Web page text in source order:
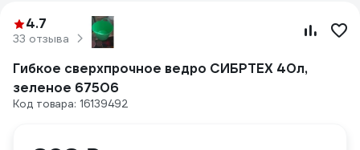
4.7
33 отзыва
Гибкое сверхпрочное ведро СИБРТЕХ 40л,
зеленое 67506
Код товара: 16139492